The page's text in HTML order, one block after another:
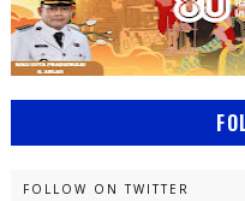
FOLLOW ON TWITTER